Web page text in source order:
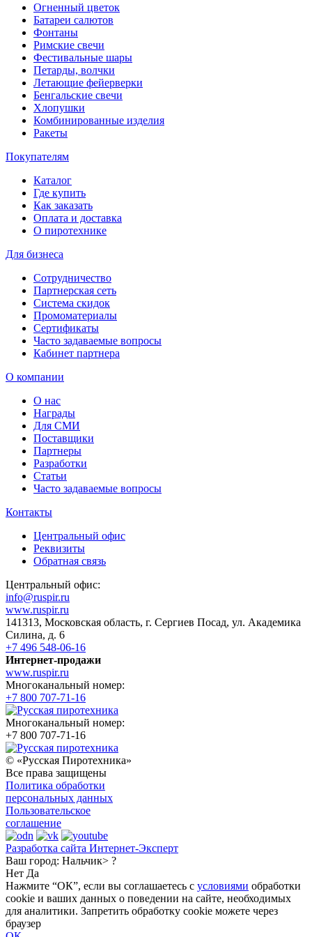
Огненный цветок
Батареи салютов
Фонтаны
Римские свечи
Фестивальные шары
Петарды, волчки
Летающие фейерверки
Бенгальские свечи
Хлопушки
Комбинированные изделия
Ракеты
Покупателям
Каталог
Где купить
Как заказать
Оплата и доставка
О пиротехнике
Для бизнеса
Сотрудничество
Партнерская сеть
Система скидок
Промоматериалы
Сертификаты
Часто задаваемые вопросы
Кабинет партнера
О компании
О нас
Награды
Для СМИ
Поставщики
Партнеры
Разработки
Статьи
Часто задаваемые вопросы
Контакты
Центральный офис
Реквизиты
Обратная связь
Центральный офис:
info@ruspir.ru
www.ruspir.ru
141313, Московская область, г. Сергиев Посад, ул. Академика
Силина, д. 6
+7 496 548-06-16
Интернет-продажи
www.ruspir.ru
Многоканальный номер:
+7 800 707-71-16
Многоканальный номер:
+7 800 707-71-16
© «Русская Пиротехника»
Все права защищены
Политика обработки
персональных данных
Пользовательское
соглашение
Разработка сайта Интернет-Эксперт
Ваш город: Нальчик> ?
Нет Да
Нажмите “ОК”, если вы соглашаетесь с условиями обработки
cookie и ваших данных о поведении на сайте, необходимых
для аналитики. Запретить обработку cookie можете через
браузер